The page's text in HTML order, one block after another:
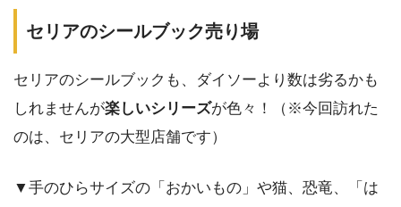
セリアのシールブック売り場
セリアのシールブックも、ダイソーより数は劣るかも
しれませんが楽しいシリーズが色々！（※今回訪れた
のは、セリアの大型店舗です）
▼手のひらサイズの「おかいもの」や猫、恐竜、「は